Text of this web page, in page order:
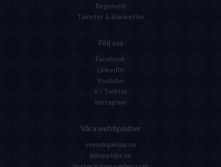
Regelverk
Tjänster & Blanketter
Följ oss
Facebook
LinkedIn
Youtube
X / Twitter
Instagram
Våra webbplatser
svenskgalopp.se
galopptips.se